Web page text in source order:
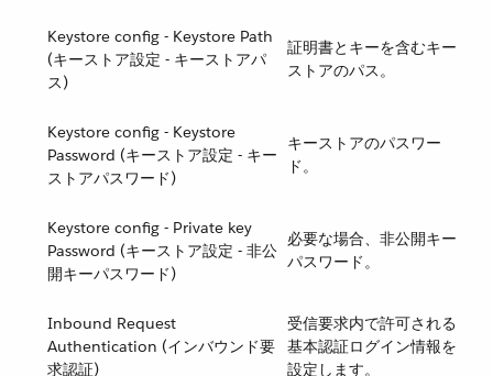
Keystore config - Keystore Path
(キーストア設定 - キーストアパ
ス)
証明書とキーを含むキー
ストアのパス。
Keystore config - Keystore
Password (キーストア設定 - キー
ストアパスワード)
キーストアのパスワー
ド。
Keystore config - Private key
Password (キーストア設定 - 非公
開キーパスワード)
必要な場合、非公開キー
パスワード。
Inbound Request
Authentication (インバウンド要
求認証)
受信要求内で許可される
基本認証ログイン情報を
設定します。